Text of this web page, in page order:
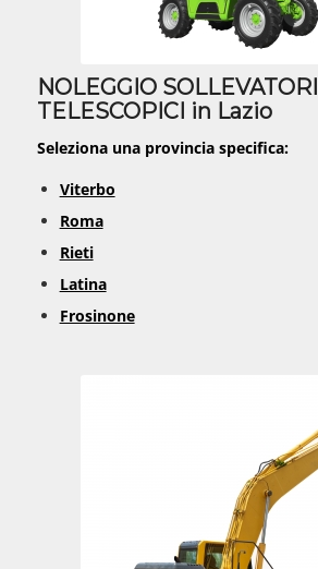
NOLEGGIO SOLLEVATORI
TELESCOPICI in Lazio
Seleziona una provincia specifica:
Viterbo
Roma
Rieti
Latina
Frosinone